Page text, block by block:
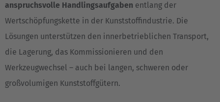
anspruchsvolle Handlingsaufgaben entlang der
Wertschöpfungskette in der Kunststoffindustrie. Die
Lösungen unterstützen den innerbetrieblichen Transport,
die Lagerung, das Kommissionieren und den
Werkzeugwechsel – auch bei langen, schweren oder
großvolumigen Kunststoffgütern.